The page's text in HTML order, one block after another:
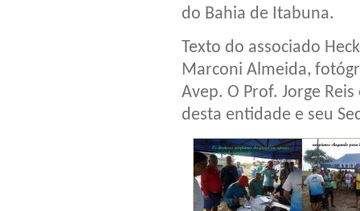
do Bahia de Itabuna.
Texto do associado
Marconi Almeida,
Avep. O Prof. Jorge
desta entidade e seu